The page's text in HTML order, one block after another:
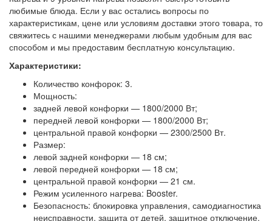
любимые блюда. Если у вас остались вопросы по
характеристикам, цене или условиям доставки этого товара, то
свяжитесь с нашими менеджерами любым удобным для вас
способом и мы предоставим бесплатную консультацию.
Характеристики:
Количество конфорок: 3.
Мощность:
задней левой конфорки — 1800/2000 Вт;
передней левой конфорки — 1800/2000 Вт;
центральной правой конфорки — 2300/2500 Вт.
Размер:
левой задней конфорки — 18 см;
левой передней конфорки — 18 см;
центральной правой конфорки — 21 см.
Режим усиленного нагрева: Booster.
Безопасность: блокировка управления, самодиагностика
неисправности, защита от детей, защитное отключение.